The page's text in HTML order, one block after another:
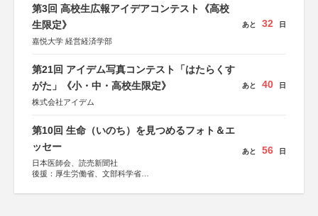
第3回 高校生広報アイデアコンテスト《高校
生限定》
嘉悦大学 経営経済学部
あと 32 日
第21回 アイデム写真コンテスト「はたらくす
がた」《小・中・高校生限定》
株式会社アイデム
あと 40 日
第10回 生命（いのち）を見つめるフォト＆エ
ッセー
日本医師会、読売新聞社
後援：厚生労働省、文部科学省
しん生命保険株式会社
あと 56 日